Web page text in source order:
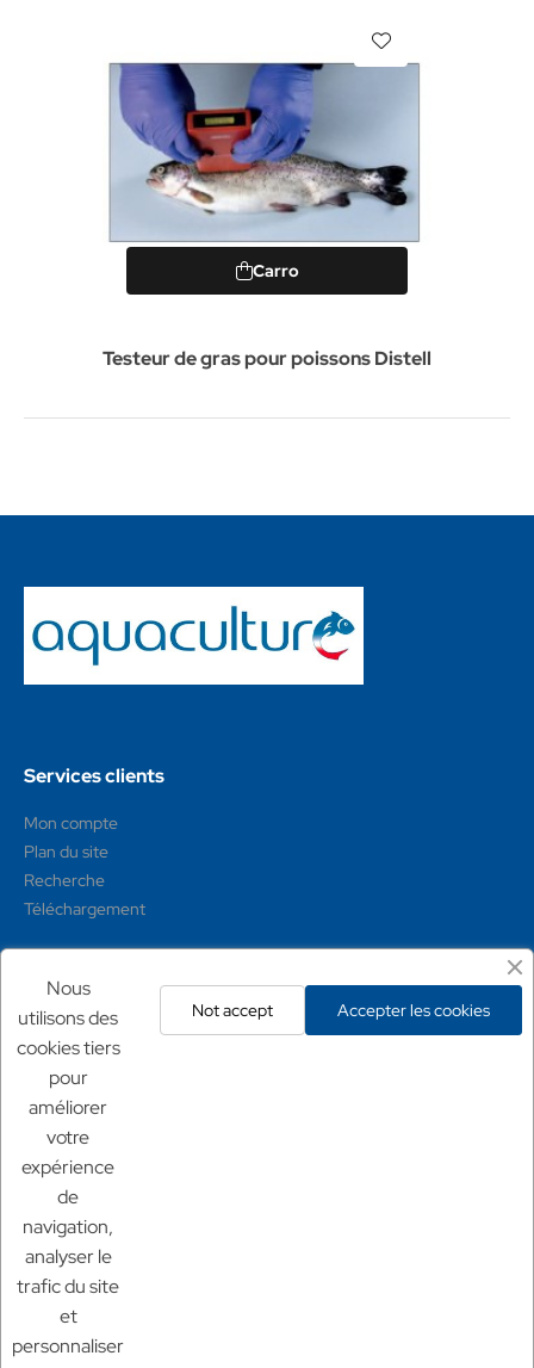
Carro
Testeur de gras pour poissons Distell
Services clients
Mon compte
Plan du site
Recherche
Téléchargement
Conditions générales
Mentions légales
Politique de confidentialité
Politique de retour
Nos sites
Chf Aquaculture
Chf Aquarium
Aquaculture France
Nous
utilisons des
cookies tiers
pour
améliorer
votre
expérience
de
navigation,
analyser le
trafic du site
et
personnaliser
Accepter les cookies
Not accept